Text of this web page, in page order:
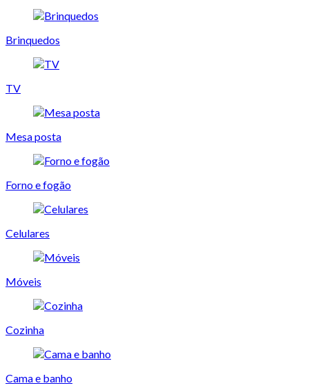
Brinquedos
TV
Mesa posta
Forno e fogão
Celulares
Móveis
Cozinha
Cama e banho